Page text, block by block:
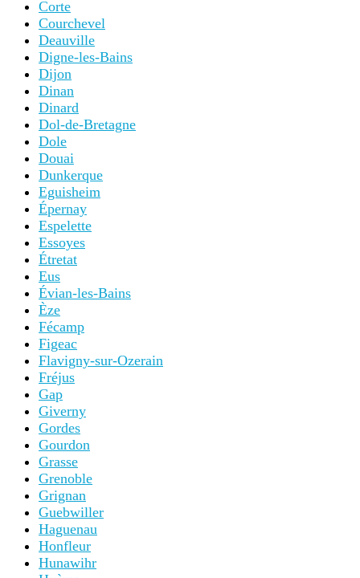
Corte
Courchevel
Deauville
Digne-les-Bains
Dijon
Dinan
Dinard
Dol-de-Bretagne
Dole
Douai
Dunkerque
Eguisheim
Épernay
Espelette
Essoyes
Étretat
Eus
Évian-les-Bains
Èze
Fécamp
Figeac
Flavigny-sur-Ozerain
Fréjus
Gap
Giverny
Gordes
Gourdon
Grasse
Grenoble
Grignan
Guebwiller
Haguenau
Honfleur
Hunawihr